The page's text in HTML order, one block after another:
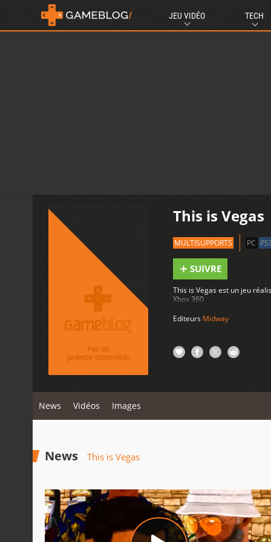
JEU VIDÉO TECH
This is Vegas
MULTISUPPORTS PC
SUIVRE
This is Vegas est un jeu
Xbox 360
Editeurs Midway
News Vidéos Images
News This is Vegas